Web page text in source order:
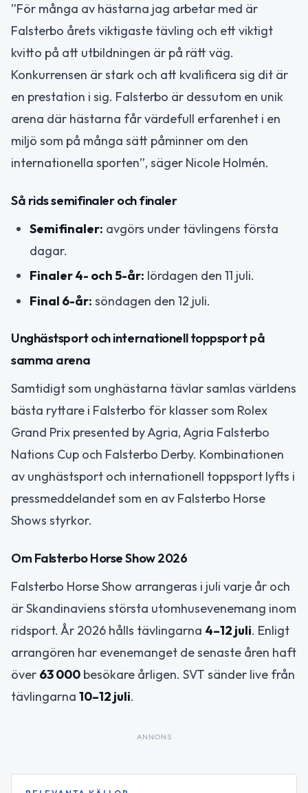
”För många av hästarna jag arbetar med är
Falsterbo årets viktigaste tävling och ett viktigt
kvitto på att utbildningen är på rätt väg.
Konkurrensen är stark och att kvalificera sig dit är
en prestation i sig. Falsterbo är dessutom en unik
arena där hästarna får värdefull erfarenhet i en
miljö som på många sätt påminner om den
internationella sporten”, säger Nicole Holmén.
Så rids semifinaler och finaler
Semifinaler: avgörs under tävlingens första
dagar.
Finaler 4- och 5-år: lördagen den 11 juli.
Final 6-år: söndagen den 12 juli.
Unghästsport och internationell toppsport på
samma arena
Samtidigt som unghästarna tävlar samlas världens
bästa ryttare i Falsterbo för klasser som Rolex
Grand Prix presented by Agria, Agria Falsterbo
Nations Cup och Falsterbo Derby. Kombinationen
av unghästsport och internationell toppsport lyfts i
pressmeddelandet som en av Falsterbo Horse
Shows styrkor.
Om Falsterbo Horse Show 2026
Falsterbo Horse Show arrangeras i juli varje år och
är Skandinaviens största utomhusevenemang inom
ridsport. År 2026 hålls tävlingarna 4–12 juli. Enligt
arrangören har evenemanget de senaste åren haft
över 63 000 besökare årligen. SVT sänder live från
tävlingarna 10–12 juli.
ANNONS